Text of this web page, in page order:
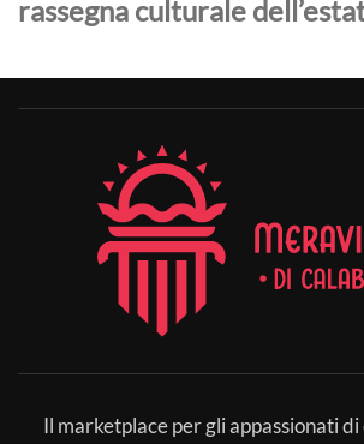
rassegna culturale
Il marketplace per gli appassionati